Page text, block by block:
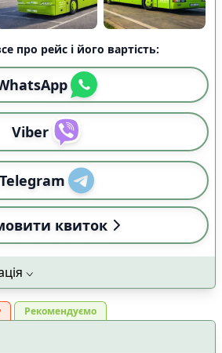
про рейс і його вартість:
Viber
Telegram
квиток
Рекомендуємо